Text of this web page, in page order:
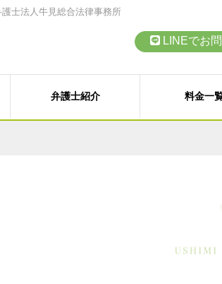
士法人牛見総合法律事務所
LINEでお
弁護士紹介 料金一